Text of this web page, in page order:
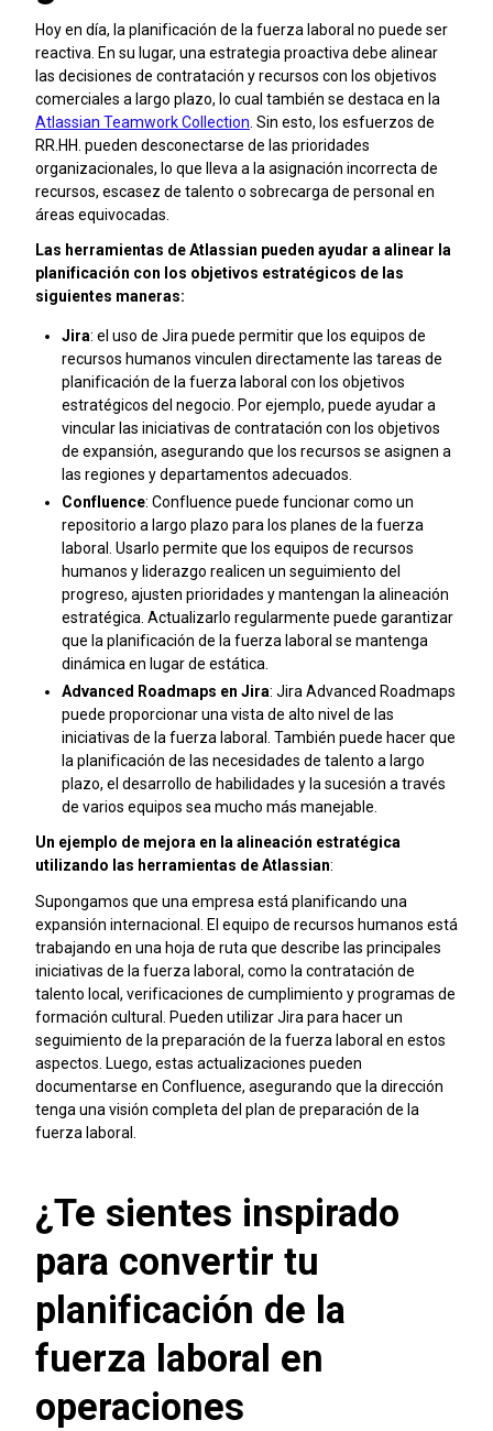
Hoy en día, la planificación de la fuerza laboral no puede ser
reactiva. En su lugar, una estrategia proactiva debe alinear
las decisiones de contratación y recursos con los objetivos
comerciales a largo plazo, lo cual también se destaca en la
Atlassian Teamwork Collection. Sin esto, los esfuerzos de
RR.HH. pueden desconectarse de las prioridades
organizacionales, lo que lleva a la asignación incorrecta de
recursos, escasez de talento o sobrecarga de personal en
áreas equivocadas.
Las herramientas de Atlassian pueden ayudar a alinear la
planificación con los objetivos estratégicos de las
siguientes maneras:
Jira: el uso de Jira puede permitir que los equipos de
recursos humanos vinculen directamente las tareas de
planificación de la fuerza laboral con los objetivos
estratégicos del negocio. Por ejemplo, puede ayudar a
vincular las iniciativas de contratación con los objetivos
de expansión, asegurando que los recursos se asignen a
las regiones y departamentos adecuados.
Confluence: Confluence puede funcionar como un
repositorio a largo plazo para los planes de la fuerza
laboral. Usarlo permite que los equipos de recursos
humanos y liderazgo realicen un seguimiento del
progreso, ajusten prioridades y mantengan la alineación
estratégica. Actualizarlo regularmente puede garantizar
que la planificación de la fuerza laboral se mantenga
dinámica en lugar de estática.
Advanced Roadmaps en Jira: Jira Advanced Roadmaps
puede proporcionar una vista de alto nivel de las
iniciativas de la fuerza laboral. También puede hacer que
la planificación de las necesidades de talento a largo
plazo, el desarrollo de habilidades y la sucesión a través
de varios equipos sea mucho más manejable.
Un ejemplo de mejora en la alineación estratégica
utilizando las herramientas de Atlassian:
Supongamos que una empresa está planificando una
expansión internacional. El equipo de recursos humanos está
trabajando en una hoja de ruta que describe las principales
iniciativas de la fuerza laboral, como la contratación de
talento local, verificaciones de cumplimiento y programas de
formación cultural. Pueden utilizar Jira para hacer un
seguimiento de la preparación de la fuerza laboral en estos
aspectos. Luego, estas actualizaciones pueden
documentarse en Confluence, asegurando que la dirección
tenga una visión completa del plan de preparación de la
fuerza laboral.
¿Te sientes inspirado
para convertir tu
planificación de la
fuerza laboral en
operaciones